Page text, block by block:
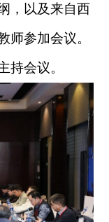
，以及来自西
师参加会议。
持会议。